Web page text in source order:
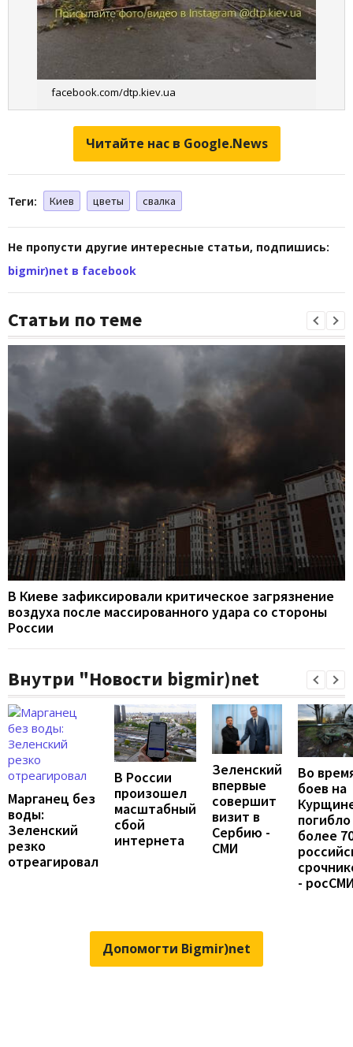
facebook.com/dtp.kiev.ua
Читайте нас в Google.News
Теги: Киев цветы свалка
Не пропусти другие интересные статьи, подпишись:
bigmir)net в facebook
Статьи по теме
В Киеве зафиксировали критическое загрязнение
воздуха после массированного удара со стороны
России
Внутри "Новости bigmir)net
Марганец без
воды:
Зеленский
резко
отреагировал
В России
произошел
масштабный
сбой
интернета
Зеленский
впервые
совершит
визит в
Сербию -
СМИ
Во
боев на
погибло
более
-
Допомогти Bigmir)net